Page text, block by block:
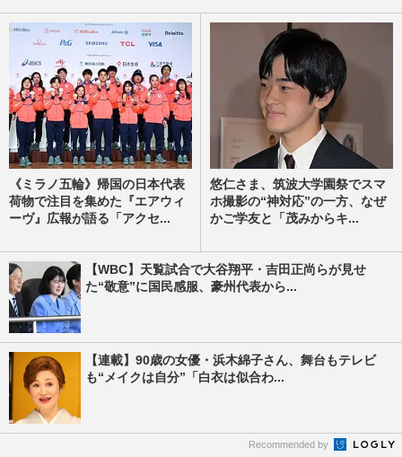
《ミラノ五輪》帰国の日本代表
荷物で注目を集めた『エアウィ
ーヴ』広報が語る「アクセ...
悠仁さま、筑波大学園祭でスマ
ホ撮影の“神対応”の一方、なぜ
かご学友と「茂みからキ...
【WBC】天覧試合で大谷翔平・吉田正尚らが見せ
た“敬意”に国民感服、豪州代表から...
【連載】90歳の女優・浜木綿子さん、舞台もテレビ
も“メイクは自分”「白衣は似合わ...
Recommended by